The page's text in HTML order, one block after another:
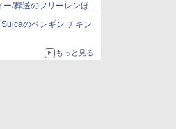
ー/葬送のフリーレンほ
が実現
Suicaのペンギン チキン
もっと見る